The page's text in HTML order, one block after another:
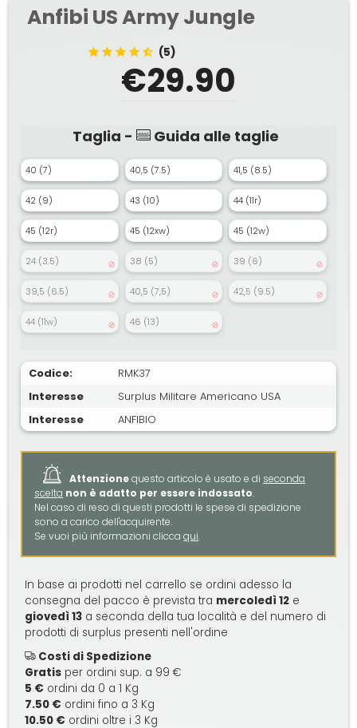
Anfibi US Army Jungle
(5)
€29.90
Taglia - Guida alle taglie
40 (7) 40,5 (7.5) 41,5 (8.5)
42 (9) 43 (10) 44 (11r)
45 (12r) 45 (12xw) 45 (12w)
24 (3.5) 38 (5) 39 (6)
39,5 (6.5) 40,5 (7,5) 42,5 (9.5)
44 (11w) 46 (13)
Codice:
RMK37
Interesse
Surplus Militare Americano USA
Interesse
ANFIBIO
Attenzionequesto articolo è usato e di seconda
scelta non è adatto per essere indossato.
Nel caso di reso di questi prodotti le spese di spedizione
sono a carico dell'acquirente.
Se vuoi più informazioni cliccaqui.
In base ai prodotti nel carrello se ordini adesso la
consegna del pacco è prevista tra mercoledì 12 e
giovedì 13 a seconda della tua località e del numero di
prodotti di surplus presenti nell'ordine
Costi di Spedizione
Gratis per ordini sup. a 99 €
5 € ordini da 0 a 1 Kg
7.50 € ordini fino a 3 Kg
10.50 € ordini oltre i 3 Kg